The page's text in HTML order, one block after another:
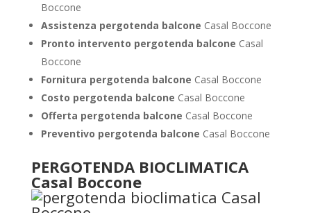
Boccone
Assistenza pergotenda balcone Casal Boccone
Pronto intervento pergotenda balcone Casal
Boccone
Fornitura pergotenda balcone Casal Boccone
Costo pergotenda balcone Casal Boccone
Offerta pergotenda balcone Casal Boccone
Preventivo pergotenda balcone Casal Boccone
PERGOTENDA BIOCLIMATICA
Casal Boccone